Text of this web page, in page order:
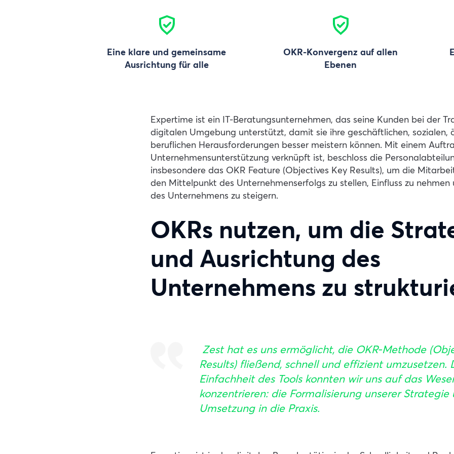
Eine klare und gemeinsame
Ausrichtung für alle
OKR-Konvergenz auf allen
Ebenen
Expertime ist ein IT-Beratungsunternehmen, das seine Kunden bei der
digitalen Umgebung unterstützt, damit sie ihre geschäftlichen, sozialen,
beruflichen Herausforderungen besser meistern können. Mit einem
Unternehmensunterstützung verknüpft ist, beschloss die
insbesondere das OKR Feature (Objectives Key Results), um die
den Mittelpunkt des Unternehmenserfolgs zu stellen, Einfluss zu
des Unternehmens zu steigern.
OKRs nutzen, um die
und Ausrichtung des
Unternehmens zu
Zest hat es uns ermöglicht, die OKR-Methode
Results) fließend, schnell und effizient umzusetzen.
Einfachheit des Tools konnten wir uns auf das
konzentrieren: die Formalisierung unserer Strategie
Umsetzung in die Praxis.